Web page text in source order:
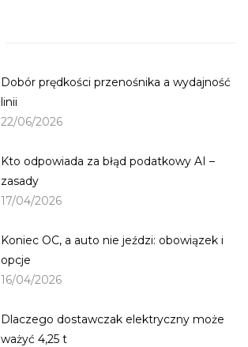
Dobór prędkości przenośnika a wydajność
linii
22/06/2026
Kto odpowiada za błąd podatkowy AI –
zasady
17/04/2026
Koniec OC, a auto nie jeździ: obowiązek i
opcje
16/04/2026
Dlaczego dostawczak elektryczny może
ważyć 4,25 t